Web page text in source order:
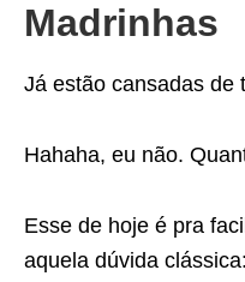
Madrinhas
Já estão cansadas de
Hahaha, eu não.
Esse de hoje é pra
aquela dúvida clássica: